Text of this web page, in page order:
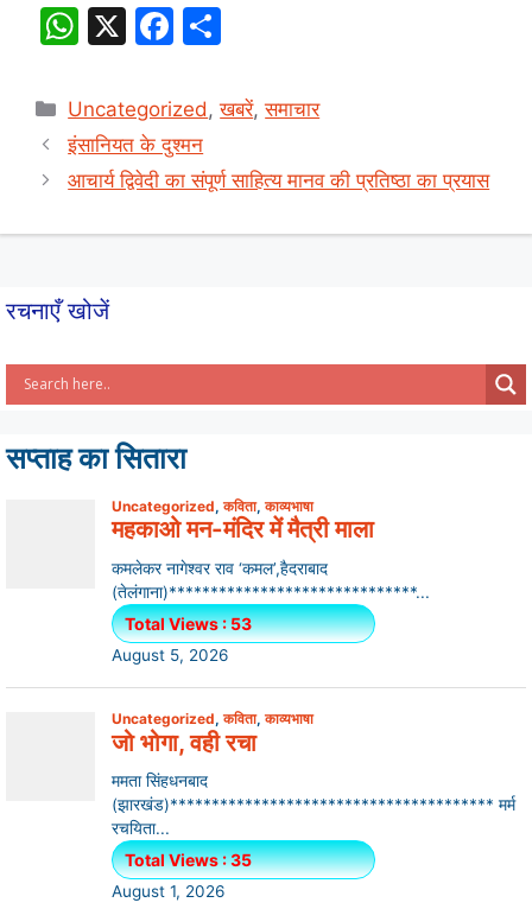
W
at
s
A
X
F
c
e
b
ar
Categories
Uncategorized ,खबरें,समाचार
इंसानियत के दुश्मन
आचार्य द्विवेदी का संपूर्ण साहित्य मानव की प्रतिष्ठा का प्रयास
रचनाएँ खोजें
सप्ताह का सितारा